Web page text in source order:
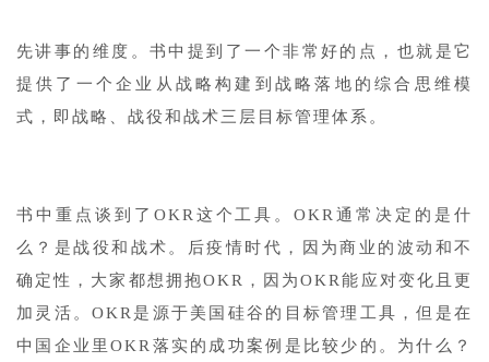
先讲事的维度。书中提到了一个非常好的点，也就是它
提供了一个企业从战略构建到战略落地的综合思维模
式，即战略、战役和战术三层目标管理体系。
书中重点谈到了OKR这个工具。OKR通常决定的是什
么？是战役和战术。后疫情时代，因为商业的波动和不
确定性，大家都想拥抱OKR，因为OKR能应对变化且更
加灵活。OKR是源于美国硅谷的目标管理工具，但是在
中国企业里OKR落实的成功案例是比较少的。为什么？